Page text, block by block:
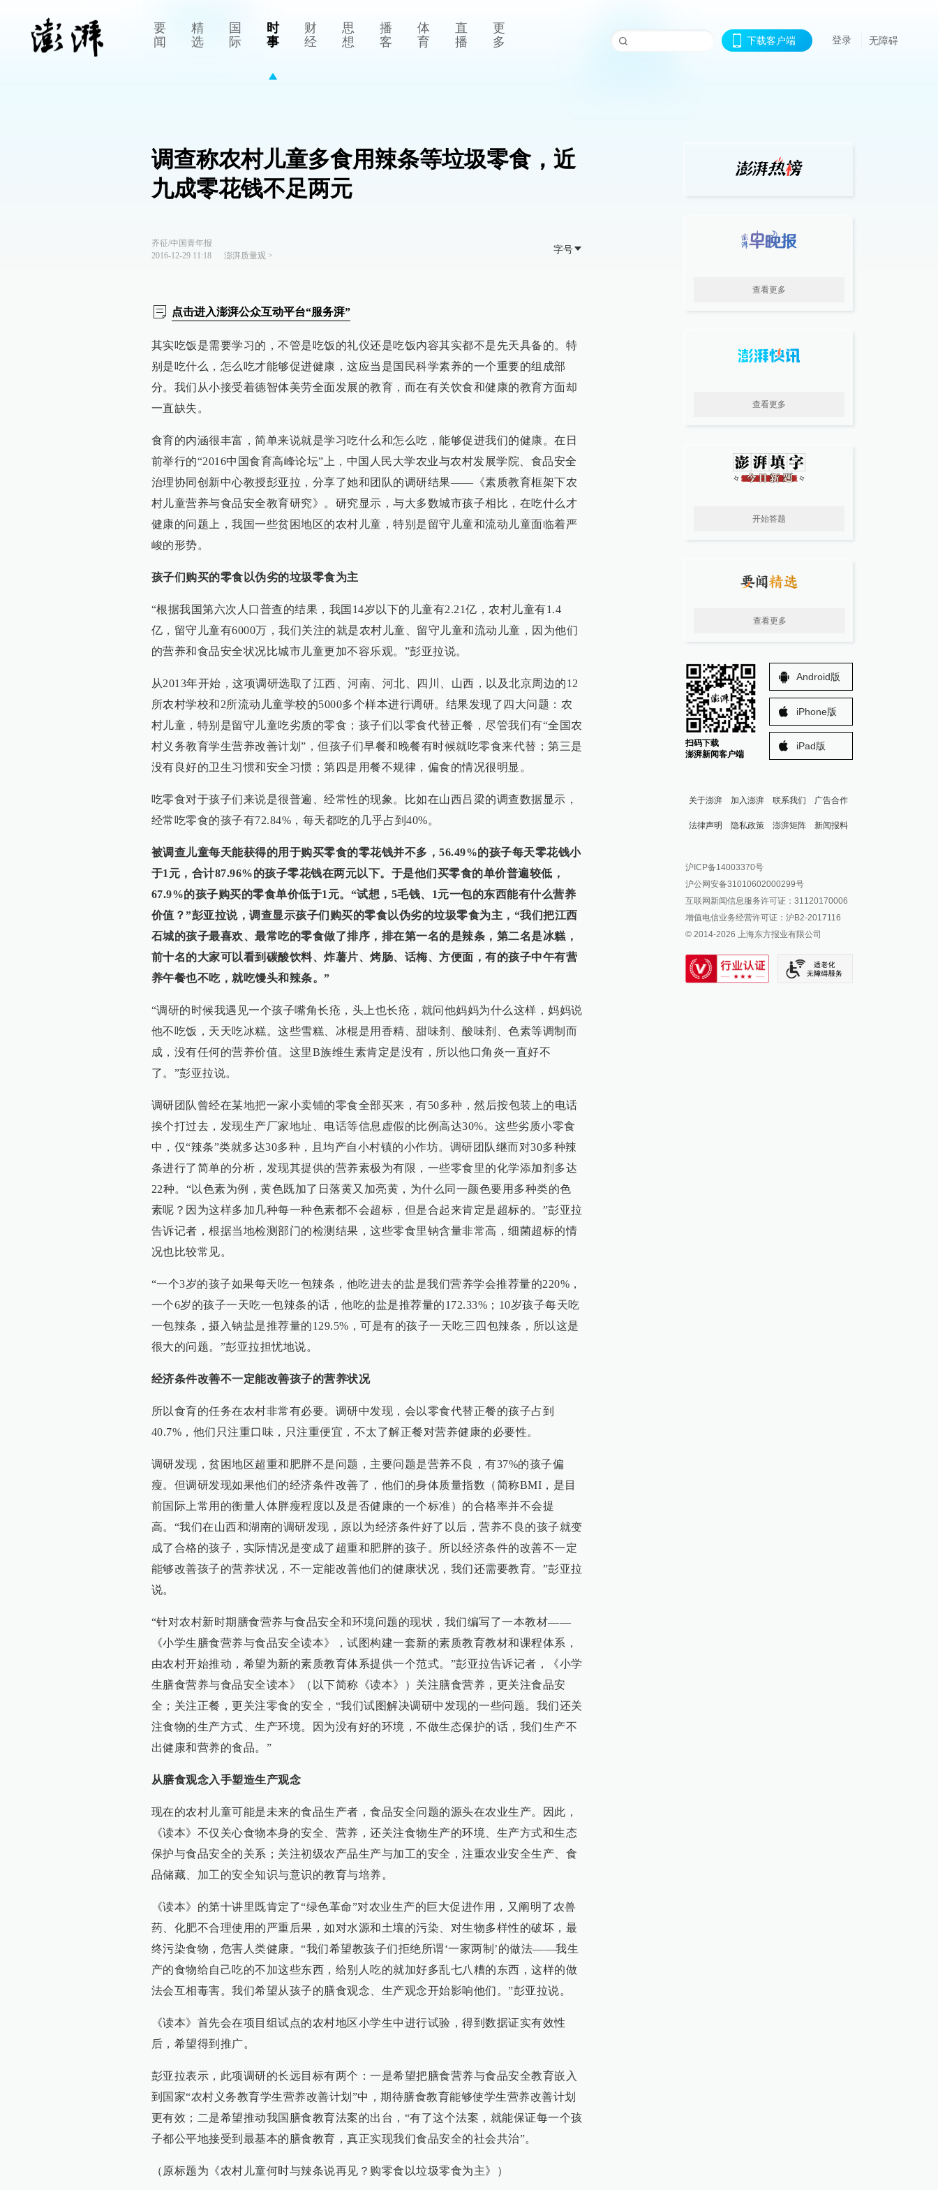
要
闻
精
选
国
际
时
事
财
经
思
想
播
客
体
育
直
播
更
多
下载客户端 登录 无障碍
调查称农村儿童多食用辣条等垃圾零食，近
九成零花钱不足两元
齐征/中国青年报
2016-12-29 11:18
澎湃质量观>
字号
点击进入澎湃公众互动平台“服务湃”
其实吃饭是需要学习的，不管是吃饭的礼仪还是吃饭内容其实都不是先天具备的。特
别是吃什么，怎么吃才能够促进健康，这应当是国民科学素养的一个重要的组成部
分。我们从小接受着德智体美劳全面发展的教育，而在有关饮食和健康的教育方面却
一直缺失。
食育的内涵很丰富，简单来说就是学习吃什么和怎么吃，能够促进我们的健康。在日
前举行的“2016中国食育高峰论坛”上，中国人民大学农业与农村发展学院、食品安全
治理协同创新中心教授彭亚拉，分享了她和团队的调研结果——《素质教育框架下农
村儿童营养与食品安全教育研究》。研究显示，与大多数城市孩子相比，在吃什么才
健康的问题上，我国一些贫困地区的农村儿童，特别是留守儿童和流动儿童面临着严
峻的形势。
孩子们购买的零食以伪劣的垃圾零食为主
“根据我国第六次人口普查的结果，我国14岁以下的儿童有2.21亿，农村儿童有1.4
亿，留守儿童有6000万，我们关注的就是农村儿童、留守儿童和流动儿童，因为他们
的营养和食品安全状况比城市儿童更加不容乐观。”彭亚拉说。
从2013年开始，这项调研选取了江西、河南、河北、四川、山西，以及北京周边的12
所农村学校和2所流动儿童学校的5000多个样本进行调研。结果发现了四大问题：农
村儿童，特别是留守儿童吃劣质的零食；孩子们以零食代替正餐，尽管我们有“全国农
村义务教育学生营养改善计划”，但孩子们早餐和晚餐有时候就吃零食来代替；第三是
没有良好的卫生习惯和安全习惯；第四是用餐不规律，偏食的情况很明显。
吃零食对于孩子们来说是很普遍、经常性的现象。比如在山西吕梁的调查数据显示，
经常吃零食的孩子有72.84%，每天都吃的几乎占到40%。
被调查儿童每天能获得的用于购买零食的零花钱并不多，56.49%的孩子每天零花钱小
于1元，合计87.96%的孩子零花钱在两元以下。于是他们买零食的单价普遍较低，
67.9%的孩子购买的零食单价低于1元。 “试想，5毛钱、1元一包的东西能有什么营养
价值？”彭亚拉说，调查显示孩子们购买的零食以伪劣的垃圾零食为主，“我们把江西
石城的孩子最喜欢、最常吃的零食做了排序，排在第一名的是辣条，第二名是冰糕，
前十名的大家可以看到碳酸饮料、炸薯片、烤肠、话梅、方便面，有的孩子中午有营
养午餐也不吃，就吃馒头和辣条。”
“调研的时候我遇见一个孩子嘴角长疮，头上也长疮，就问他妈妈为什么这样，妈妈说
他不吃饭，天天吃冰糕。这些雪糕、冰棍是用香精、甜味剂、酸味剂、色素等调制而
成，没有任何的营养价值。这里B族维生素肯定是没有，所以他口角炎一直好不
了。”彭亚拉说。
调研团队曾经在某地把一家小卖铺的零食全部买来，有50多种，然后按包装上的电话
挨个打过去，发现生产厂家地址、电话等信息虚假的比例高达30%。这些劣质小零食
中，仅“辣条”类就多达30多种，且均产自小村镇的小作坊。调研团队继而对30多种辣
条进行了简单的分析，发现其提供的营养素极为有限，一些零食里的化学添加剂多达
22种。“以色素为例，黄色既加了日落黄又加亮黄，为什么同一颜色要用多种类的色
素呢？因为这样多加几种每一种色素都不会超标，但是合起来肯定是超标的。”彭亚拉
告诉记者，根据当地检测部门的检测结果，这些零食里钠含量非常高，细菌超标的情
况也比较常见。
“一个3岁的孩子如果每天吃一包辣条，他吃进去的盐是我们营养学会推荐量的220%，
一个6岁的孩子一天吃一包辣条的话，他吃的盐是推荐量的172.33%；10岁孩子每天吃
一包辣条，摄入钠盐是推荐量的129.5%，可是有的孩子一天吃三四包辣条，所以这是
很大的问题。”彭亚拉担忧地说。
经济条件改善不一定能改善孩子的营养状况
所以食育的任务在农村非常有必要。调研中发现，会以零食代替正餐的孩子占到
40.7%，他们只注重口味，只注重便宜，不太了解正餐对营养健康的必要性。
调研发现，贫困地区超重和肥胖不是问题，主要问题是营养不良，有37%的孩子偏
瘦。但调研发现如果他们的经济条件改善了，他们的身体质量指数（简称BMI，是目
前国际上常用的衡量人体胖瘦程度以及是否健康的一个标准）的合格率并不会提
高。“我们在山西和湖南的调研发现，原以为经济条件好了以后，营养不良的孩子就变
成了合格的孩子，实际情况是变成了超重和肥胖的孩子。所以经济条件的改善不一定
能够改善孩子的营养状况，不一定能改善他们的健康状况，我们还需要教育。”彭亚拉
说。
“针对农村新时期膳食营养与食品安全和环境问题的现状，我们编写了一本教材——
《小学生膳食营养与食品安全读本》，试图构建一套新的素质教育教材和课程体系，
由农村开始推动，希望为新的素质教育体系提供一个范式。”彭亚拉告诉记者，《小学
生膳食营养与食品安全读本》（以下简称《读本》）关注膳食营养，更关注食品安
全；关注正餐，更关注零食的安全，“我们试图解决调研中发现的一些问题。我们还关
注食物的生产方式、生产环境。因为没有好的环境，不做生态保护的话，我们生产不
出健康和营养的食品。”
从膳食观念入手塑造生产观念
现在的农村儿童可能是未来的食品生产者，食品安全问题的源头在农业生产。因此，
《读本》不仅关心食物本身的安全、营养，还关注食物生产的环境、生产方式和生态
保护与食品安全的关系；关注初级农产品生产与加工的安全，注重农业安全生产、食
品储藏、加工的安全知识与意识的教育与培养。
《读本》的第十讲里既肯定了“绿色革命”对农业生产的巨大促进作用，又阐明了农兽
药、化肥不合理使用的严重后果，如对水源和土壤的污染、对生物多样性的破坏，最
终污染食物，危害人类健康。“我们希望教孩子们拒绝所谓‘一家两制’的做法——我生
产的食物给自己吃的不加这些东西，给别人吃的就加好多乱七八糟的东西，这样的做
法会互相毒害。我们希望从孩子的膳食观念、生产观念开始影响他们。”彭亚拉说。
《读本》首先会在项目组试点的农村地区小学生中进行试验，得到数据证实有效性
后，希望得到推广。
彭亚拉表示，此项调研的长远目标有两个：一是希望把膳食营养与食品安全教育嵌入
到国家“农村义务教育学生营养改善计划”中，期待膳食教育能够使学生营养改善计划
更有效；二是希望推动我国膳食教育法案的出台，“有了这个法案，就能保证每一个孩
子都公平地接受到最基本的膳食教育，真正实现我们食品安全的社会共治”。
（原标题为《农村儿童何时与辣条说再见？购零食以垃圾零食为主》）
查看更多
查看更多
开始答题
查看更多
扫码下载
澎湃新闻客户端
Android版
iPhone版
iPad版
关于澎湃 加入澎湃 联系我们 广告合作
法律声明 隐私政策 澎湃矩阵
澎湃新闻公众号
澎湃新闻抖音号
派生万物开放平台
IP SHANGHAI
SIXTH TONE
新闻报料
报料邮箱: news@thepaper.cn
沪ICP备14003370号
沪公网安备31010602000299号
互联网新闻信息服务许可证：31120170006
增值电信业务经营许可证：沪B2-2017116
© 2014-2026 上海东方报业有限公司